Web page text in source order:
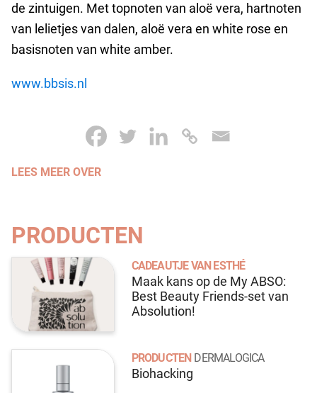
de zintuigen. Met topnoten van aloë vera, hartnoten
van lelietjes van dalen, aloë vera en white rose en
basisnoten van white amber.
www.bbsis.nl
LEES MEER OVER
PRODUCTEN
CADEAUTJE VAN ESTHÉ
Maak kans op de My ABSO:
Best Beauty Friends-set van
Absolution!
PRODUCTEN DERMALOGICA
Biohacking